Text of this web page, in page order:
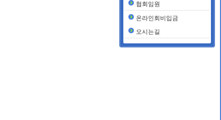
협회임원
온라인회비입금
오시는길